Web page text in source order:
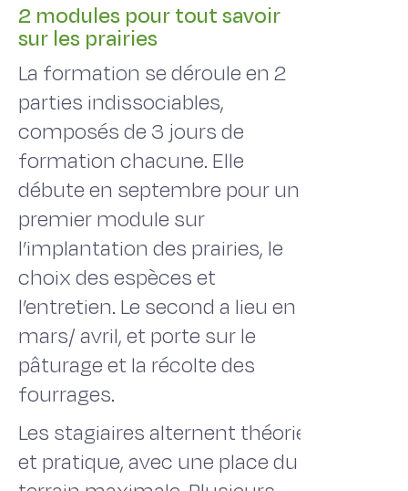
2 modules pour tout savoir
sur les prairies
La formation se déroule en 2
parties indissociables,
composés de 3 jours de
formation chacune. Elle
débute en septembre pour un
premier module sur
l’implantation des prairies, le
choix des espèces et
l’entretien. Le second a lieu en
mars/ avril, et porte sur le
pâturage et la récolte des
fourrages.
Les stagiaires alternent théorie
et pratique, avec une place du